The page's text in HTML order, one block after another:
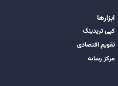
ابزارها
کپی تریدینگ
تقویم اقتصادی
مرکز رسانه